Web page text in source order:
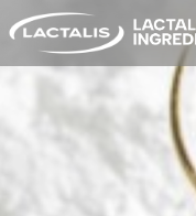
Aller
au
contenu